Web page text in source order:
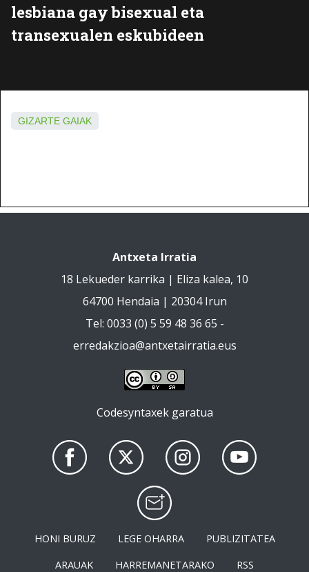
lesbiana gay bisexual eta
transexualen eskubideen
GIZARTE GAIAK
Antxeta Irratia
18 Lekueder karrika | Eliza kalea, 10
64700 Hendaia | 20304 Irun
Tel: 0033 (0) 5 59 48 36 65 -
erredakzioa@antxetairratia.eus
Codesyntaxek garatua
HONI BURUZ LEGE OHARRA
PUBLIZITATEA
ARAUAK
HARREMANETARAKO RSS